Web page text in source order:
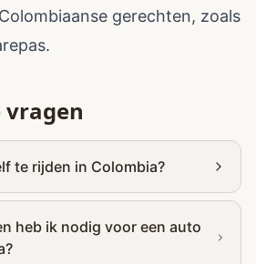
gerechten, zoals
vragen
te rijden in Colombia?
heb ik nodig voor een auto